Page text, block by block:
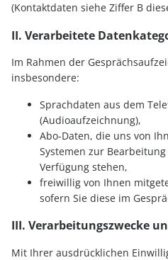
(Kontaktdaten siehe Ziffer B
II. Verarbeitete
Im Rahmen der
insbesondere:
Sprachdaten aus dem
(Audioaufzeichnung),
Abo-Daten, die uns von
Systemen zur
Verfügung stehen,
freiwillig von Ihnen
sofern Sie diese im
III. Verarbeitungszwecke
Mit Ihrer ausdrücklichen